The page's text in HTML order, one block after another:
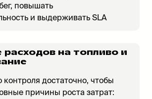
повышать
и выдерживать SLA
на топливо и
контроля достаточно, чтобы
причины роста затрат: